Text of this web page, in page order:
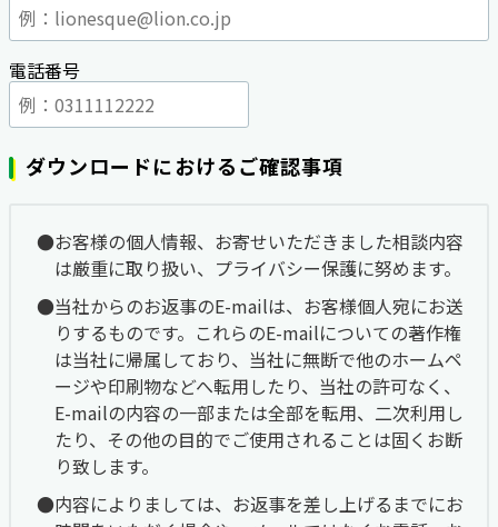
電話番号
ダウンロードにおけるご確認事項
お客様の個人情報、お寄せいただきました相談内容
は厳重に取り扱い、プライバシー保護に努めます。
当社からのお返事のE-mailは、お客様個人宛にお送
りするものです。これらのE-mailについての著作権
は当社に帰属しており、当社に無断で他のホームペ
ージや印刷物などへ転用したり、当社の許可なく、
E-mailの内容の一部または全部を転用、二次利用し
たり、その他の目的でご使用されることは固くお断
り致します。
内容によりましては、お返事を差し上げるまでにお